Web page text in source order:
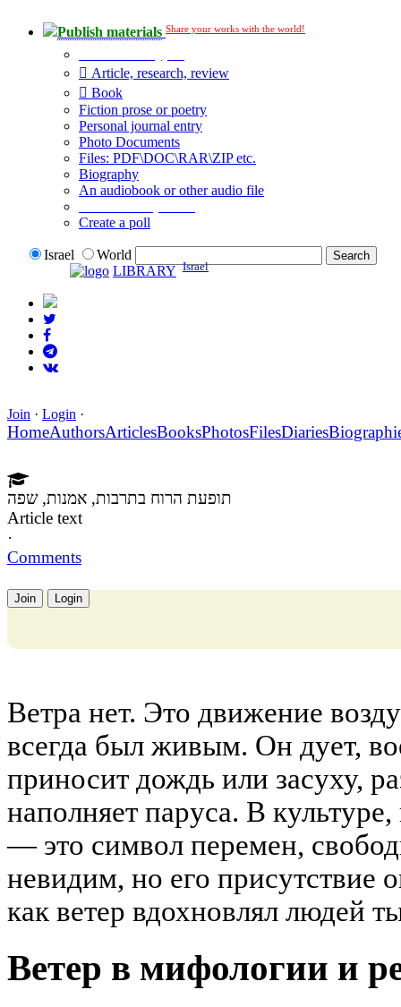
Publish materials Share your works with the world!
Article, research, review
Book
Fiction prose or poetry
Personal journal entry
Photo Documents
Files: PDF\DOC\RAR\ZIP etc.
Biography
An audiobook or other audio file
Create a poll
Israel
World
LIBRARY Israel
Join · Login ·
HomeAuthorsArticlesBooksPhotosFilesDiaries
תופעת הרוח בתרבות, אמנות, שפה
Article text
·
Comments
Join Login
Ветра нет. Это движение
всегда был живым. Он дует,
приносит дождь или засуху,
наполняет паруса. В
— это символ перемен,
невидим, но его присутствие
как ветер вдохновлял людей
Ветер в мифологии и